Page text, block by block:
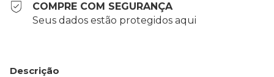
COMPRE COM SEGURANÇA
Seus dados estão protegidos aqui
Descrição